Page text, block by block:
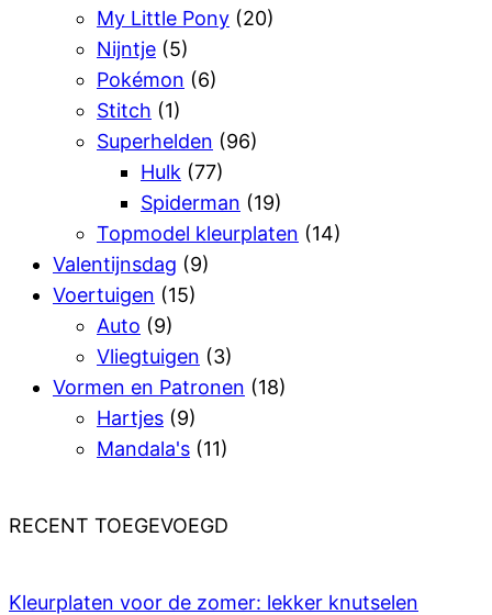
My Little Pony (20)
Nijntje (5)
Pokémon (6)
Stitch (1)
Superhelden (96)
Hulk (77)
Spiderman (19)
Topmodel kleurplaten (14)
Valentijnsdag (9)
Voertuigen (15)
Auto (9)
Vliegtuigen (3)
Vormen en Patronen (18)
Hartjes (9)
Mandala's (11)
RECENT TOEGEVOEGD
Kleurplaten voor de zomer: lekker knutselen